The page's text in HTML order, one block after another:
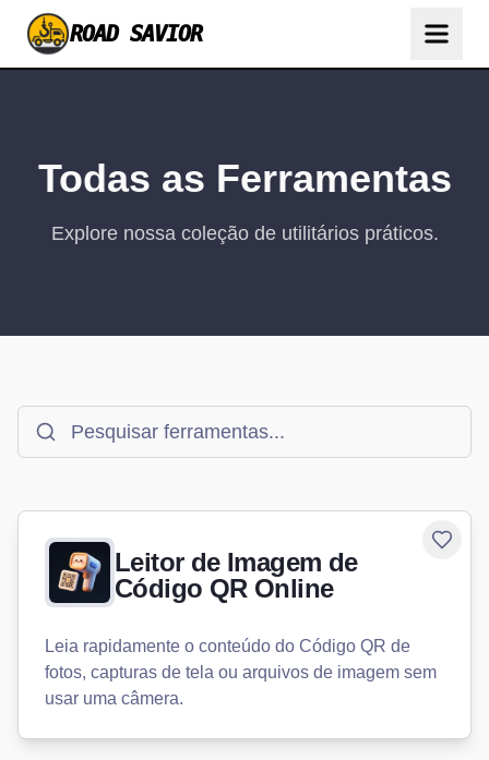
ROAD SAVIOR
Todas as Ferramentas
Explore nossa coleção de utilitários práticos.
Leitor de Imagem de
Código QR Online
Leia rapidamente o conteúdo do Código QR de
fotos, capturas de tela ou arquivos de imagem sem
usar uma câmera.